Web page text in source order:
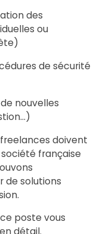
des
ou
de sécurité
nouvelles
doivent
française
de solutions
poste vous